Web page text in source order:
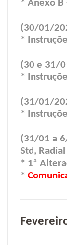
* Anexo B
(30/01/
*
(30 e 31/
*
(31/01/
*
(31/01 a
Std, Radial
* 1ª
*